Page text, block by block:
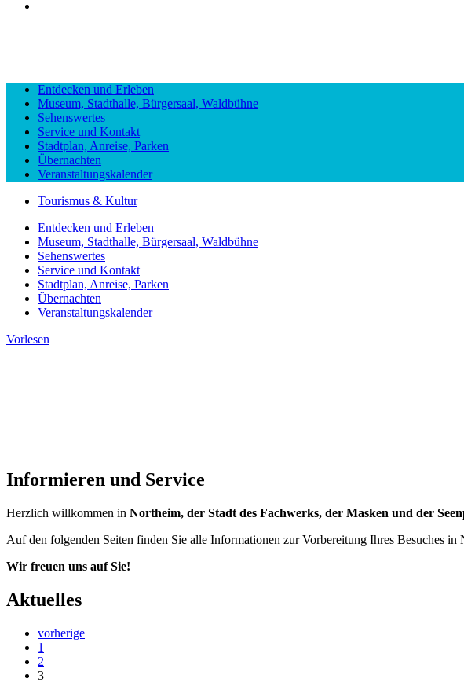
Entdecken und Erleben
Museum, Stadthalle, Bürgersaal, Waldbühne
Sehenswertes
Service und Kontakt
Stadtplan, Anreise, Parken
Übernachten
Veranstaltungskalender
Tourismus & Kultur
Entdecken und Erleben
Museum, Stadthalle, Bürgersaal, Waldbühne
Sehenswertes
Service und Kontakt
Stadtplan, Anreise, Parken
Übernachten
Veranstaltungskalender
Vorlesen
Informieren und Service
Herzlich willkommen in Northeim, der Stadt des Fachwerks, der Masken und der
Auf den folgenden Seiten finden Sie alle Informationen zur Vorbereitung Ihres Besuches
Wir freuen uns auf Sie!
Aktuelles
vorherige
1
2
3